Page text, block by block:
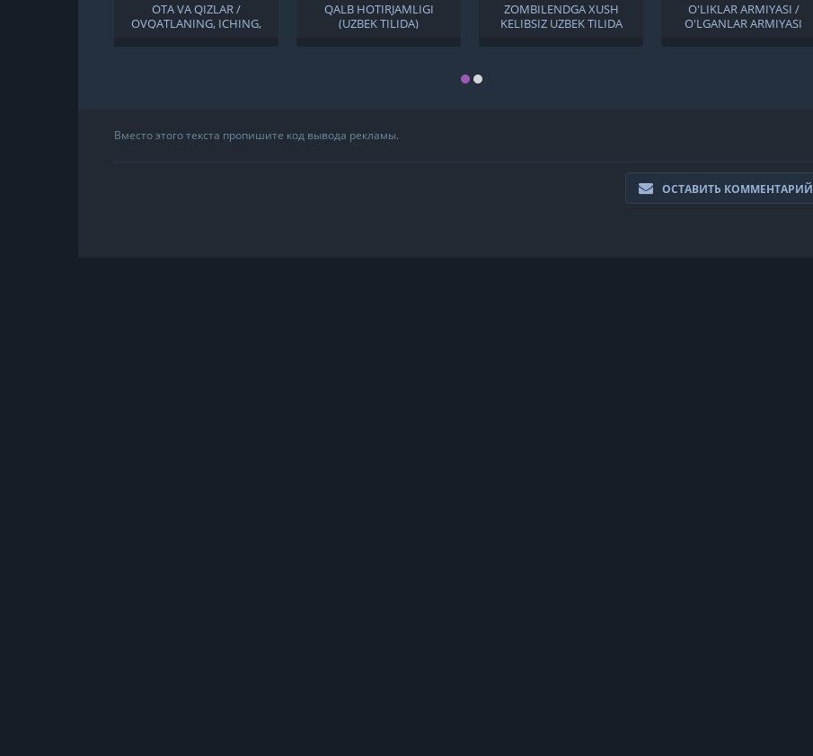
OTA VA QIZLAR /
OVQATLANING, ICHING,
QALB HOTIRJAMLIGI
(UZBEK TILIDA)
ZOMBILENDGA XUSH
KELIBSIZ UZBEK TILIDA
O'LIKLAR ARMIYASI /
O'LGANLAR ARMIYASI
Вместо этого текста пропишите код вывода рекламы.
ОСТАВИТЬ КОММЕНТАРИЙ